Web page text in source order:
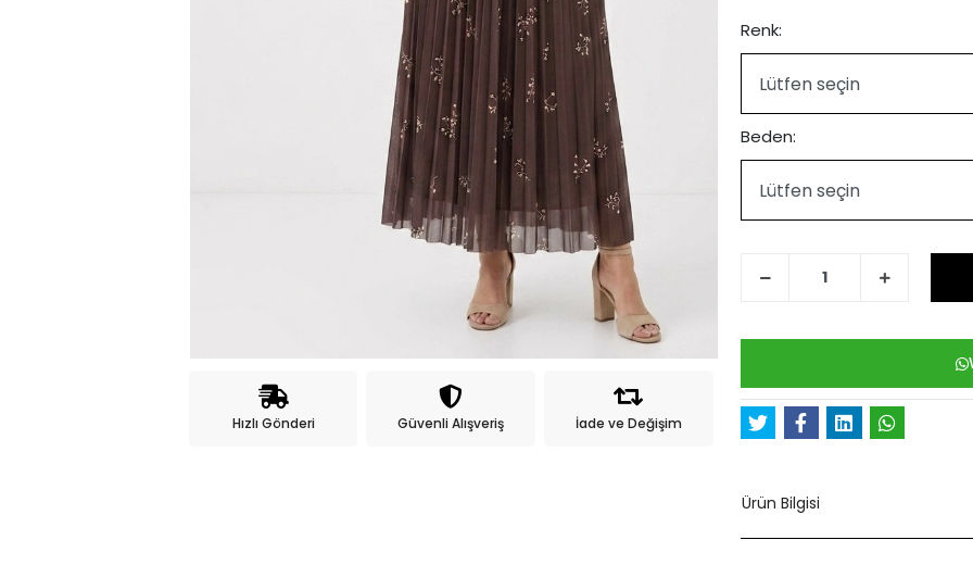
Hızlı Gönderi Güvenli Alışveriş İade ve Değişim
Renk:
Beden:
Ürün Bilgisi